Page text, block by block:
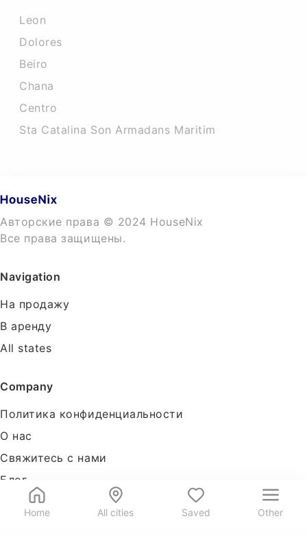
Home All cities Saved Other
Leon
Dolores
Beiro
Chana
Centro
Sta Catalina Son Armadans Maritim
Авторские права © 2024 HouseNix
Все права защищены.
Navigation
На продажу
В аренду
All states
Company
Политика конфиденциальности
О нас
Свяжитесь с нами
Блог
Tools